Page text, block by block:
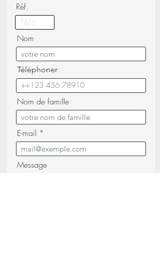
Réf.
Nom
Téléphoner
Nom de famille
E-mail
Message